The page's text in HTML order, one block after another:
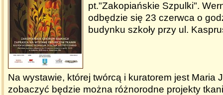
pt."Zakopiańskie Szpulki".
odbędzie się 23 czerwca o
budynku szkoły przy ul.
Na wystawie, której twórcą i kuratorem jest Maria
zobaczyć będzie można różnorodne projekty